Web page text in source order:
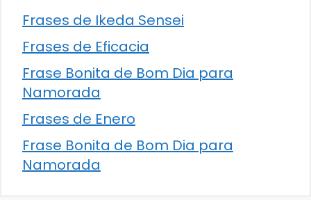
Frases de Ikeda Sensei
Frases de Eficacia
Frase Bonita de Bom Dia para
Namorada
Frases de Enero
Frase Bonita de Bom Dia para
Namorada